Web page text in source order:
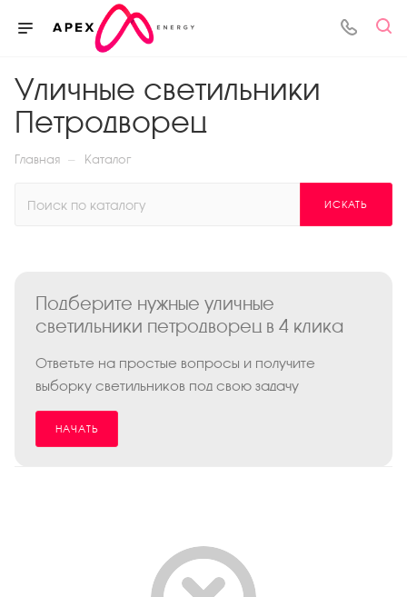
Уличные светильники
Петродворец
Главная — Каталог
ИСКАТЬ
Подберите нужные уличные
светильники петродворец в 4 клика
Ответьте на простые вопросы и получите
выборку светильников под свою задачу
НАЧАТЬ